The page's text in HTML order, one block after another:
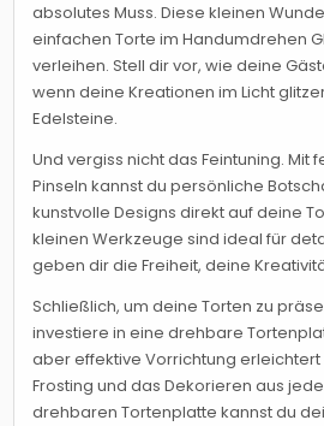
absolutes Muss. Diese kleinen
einfachen Torte im Handumdrehen
verleihen. Stell dir vor, wie deine
wenn deine Kreationen im Licht
Edelsteine.
Und vergiss nicht das Feintuning. Mit
Pinseln kannst du persönliche
kunstvolle Designs direkt auf deine
kleinen Werkzeuge sind ideal für
geben dir die Freiheit, deine
Schließlich, um deine Torten zu
investiere in eine drehbare
aber effektive Vorrichtung
Frosting und das Dekorieren aus
drehbaren Tortenplatte kannst du